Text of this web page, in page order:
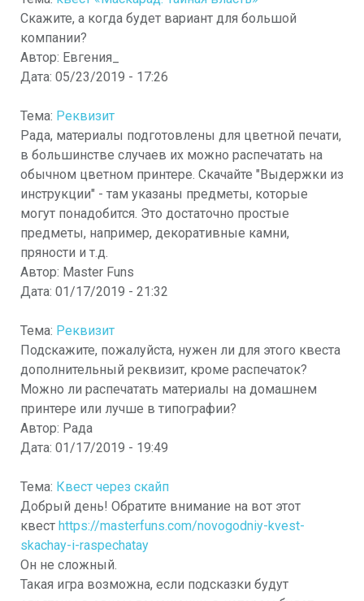
Скажите, а когда будет вариант для большой
компании?
Автор: Евгения_
Дата: 05/23/2019 - 17:26
Тема: Реквизит
Рада, материалы подготовлены для цветной печати,
в большинстве случаев их можно распечатать на
обычном цветном принтере. Скачайте "Выдержки из
инструкции" - там указаны предметы, которые
могут понадобится. Это достаточно простые
предметы, например, декоративные камни,
пряности и т.д.
Автор: Master Funs
Дата: 01/17/2019 - 21:32
Тема: Реквизит
Подскажите, пожалуйста, нужен ли для этого квеста
дополнительный реквизит, кроме распечаток?
Можно ли распечатать материалы на домашнем
принтере или лучше в типографии?
Автор: Рада
Дата: 01/17/2019 - 19:49
Тема: Квест через скайп
Добрый день! Обратите внимание на вот этот
квест https://masterfuns.com/novogodniy-kvest-
skachay-i-raspechatay
Он не сложный.
Такая игра возможна, если подсказки будут